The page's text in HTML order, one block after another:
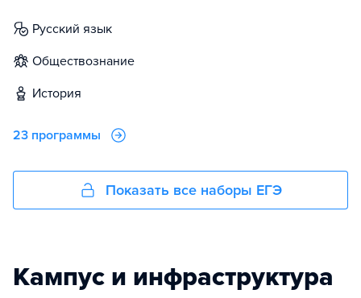
русский язык
обществознание
история
23 программы
Показать все наборы ЕГЭ
Кампус и инфраструктура